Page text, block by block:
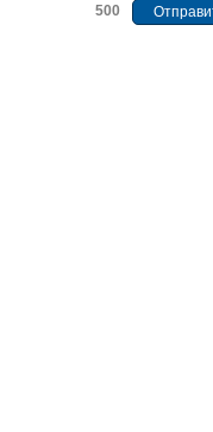
500